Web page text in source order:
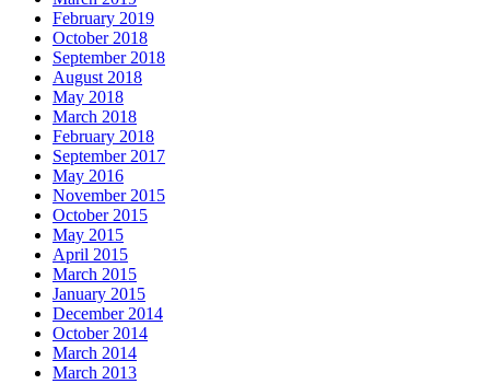
February 2019
October 2018
September 2018
August 2018
May 2018
March 2018
February 2018
September 2017
May 2016
November 2015
October 2015
May 2015
April 2015
March 2015
January 2015
December 2014
October 2014
March 2014
March 2013